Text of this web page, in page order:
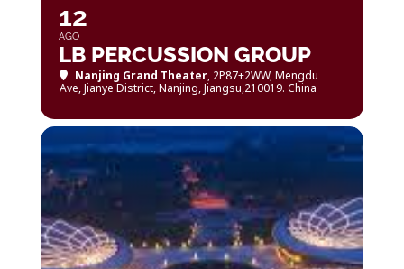
12
AGO
LB PERCUSSION GROUP
Nanjing Grand Theater, 2P87+2WW, Mengdu
Ave, Jianye District, Nanjing, Jiangsu,210019. China